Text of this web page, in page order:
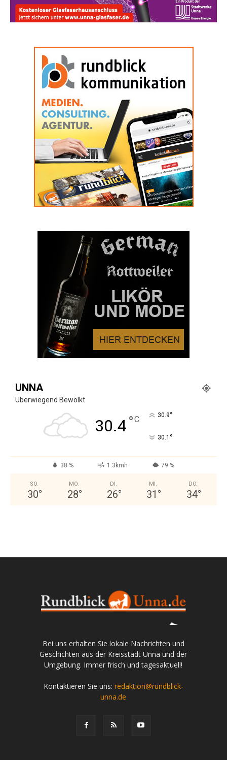
UNNA
Überwiegend Bewölkt
30.4°C 30.9°
30.1 °
38 % 1.3kmh 79 %
SO.
30°
MO.
28°
DI.
26°
MI.
31 °
DO.
34°
Bei uns erhalten Sie lokale Nachrichten und
Geschichten aus der Kreisstadt Unna und der
Umgebung. Immer frisch und tagesaktuell!
Kontaktieren Sie uns: redaktion@rundblick-
unna.de